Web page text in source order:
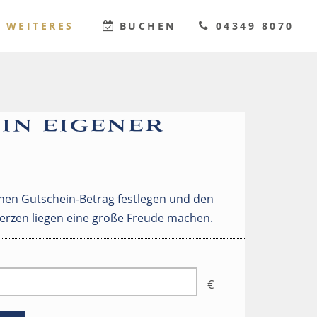
WEITERES BUCHEN 04349 8070
eigener
Gutschein-Betrag festlegen und den
liegen eine große Freude machen.
€